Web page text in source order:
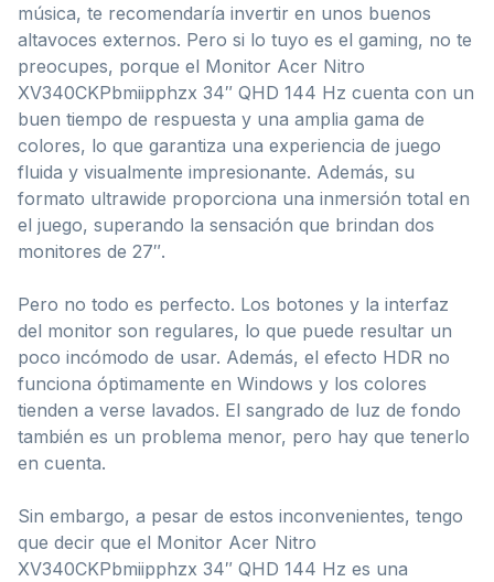
música, te recomendaría invertir en unos buenos
altavoces externos. Pero si lo tuyo es el gaming, no te
preocupes, porque el Monitor Acer Nitro
XV340CKPbmiipphzx 34″ QHD 144 Hz cuenta con un
buen tiempo de respuesta y una amplia gama de
colores, lo que garantiza una experiencia de juego
fluida y visualmente impresionante. Además, su
formato ultrawide proporciona una inmersión total en
el juego, superando la sensación que brindan dos
monitores de 27″.
Pero no todo es perfecto. Los botones y la interfaz
del monitor son regulares, lo que puede resultar un
poco incómodo de usar. Además, el efecto HDR no
funciona óptimamente en Windows y los colores
tienden a verse lavados. El sangrado de luz de fondo
también es un problema menor, pero hay que tenerlo
en cuenta.
Sin embargo, a pesar de estos inconvenientes, tengo
que decir que el Monitor Acer Nitro
XV340CKPbmiipphzx 34″ QHD 144 Hz es una